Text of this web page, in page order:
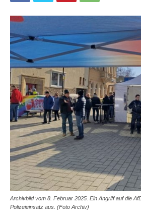
Archivbild vom 8. Februar 2025. Ein Angriff auf die
Polizeieinsatz aus. (Foto Archiv)